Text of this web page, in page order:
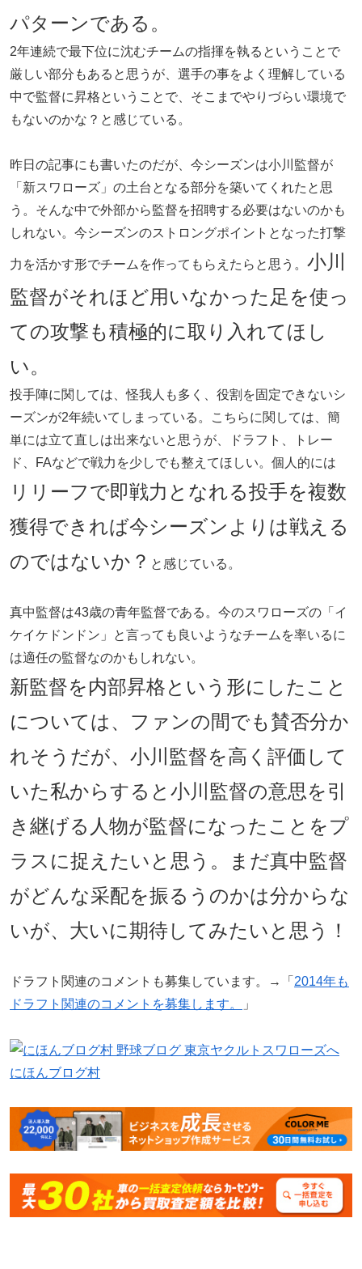
パターンである。
2年連続で最下位に沈むチームの指揮を執るということで
厳しい部分もあると思うが、選手の事をよく理解している
中で監督に昇格ということで、そこまでやりづらい環境で
もないのかな？と感じている。
昨日の記事にも書いたのだが、今シーズンは小川監督が
「新スワローズ」の土台となる部分を築いてくれたと思
う。そんな中で外部から監督を招聘する必要はないのかも
しれない。今シーズンのストロングポイントとなった打撃
力を活かす形でチームを作ってもらえたらと思う。 小川
監督がそれほど用いなかった足を使っ
ての攻撃も積極的に取り入れてほし
い。
投手陣に関しては、怪我人も多く、役割を固定できないシ
ーズンが2年続いてしまっている。こちらに関しては、簡
単には立て直しは出来ないと思うが、ドラフト、トレー
ド、FAなどで戦力を少しでも整えてほしい。個人的には
リリーフで即戦力となれる投手を複数
獲得できれば今シーズンよりは戦える
のではないか？ と感じている。
真中監督は43歳の青年監督である。今のスワローズの「イ
ケイケドンドン」と言っても良いようなチームを率いるに
は適任の監督なのかもしれない。
新監督を内部昇格という形にしたこと
については、ファンの間でも賛否分か
れそうだが、小川監督を高く評価して
いた私からすると小川監督の意思を引
き継げる人物が監督になったことをプ
ラスに捉えたいと思う。まだ真中監督
がどんな采配を振るうのかは分からな
いが、大いに期待してみたいと思う！
ドラフト関連のコメントも募集しています。→「 2014年も
ドラフト関連のコメントを募集します。
」
にほんブログ村